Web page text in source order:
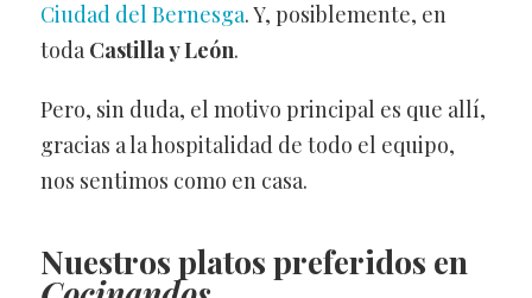
Ciudad del Bernesga. Y, posiblemente, en
toda Castilla y León.
Pero, sin duda, el motivo principal es que allí,
gracias a la hospitalidad de todo el equipo,
nos sentimos como en casa.
Nuestros platos preferidos en